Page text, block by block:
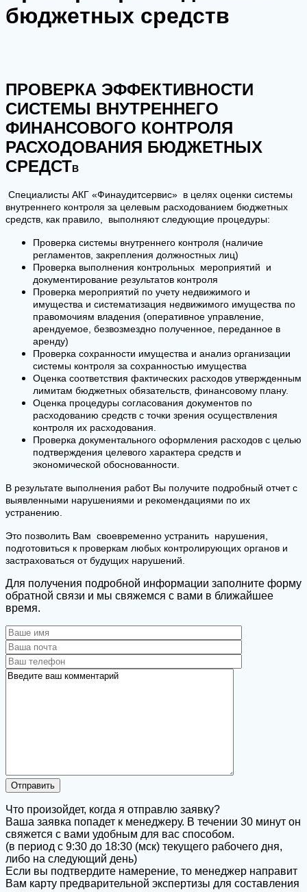
бюджетных средств ​
ПРОВЕРКА ЭФФЕКТИВНОСТИ
СИСТЕМЫ ВНУТРЕННЕГО
ФИНАНСОВОГО КОНТРОЛЯ
РАСХОДОВАНИЯ БЮДЖЕТНЫХ
СРЕДСТВ
Специалисты АКГ «Финаудитсервис» в целях оценки системы
внутреннего контроля за целевым расходованием бюджетных
средств, как правило, выполняют следующие процедуры:
Проверка системы внутреннего контроля (наличие
регламентов, закрепления должностных лиц)
Проверка выполнения контрольных мероприятий и
документирование результатов контроля
Проверка мероприятий по учету недвижимого и
имущества и систематизация недвижимого имущества по
правомочиям владения (оперативное управление,
арендуемое, безвозмездно полученное, переданное в
аренду)
Проверка сохранности имущества и анализ организации
системы контроля за сохранностью имущества
Оценка соответствия фактических расходов утвержденным
лимитам бюджетных обязательств, финансовому плану.
Оценка процедуры согласования документов по
расходованию средств с точки зрения осуществления
контроля их расходования.
Проверка документального оформления расходов с целью
подтверждения целевого характера средств и
экономической обоснованности.
В результате выполнения работ Вы получите подробный отчет с
выявленными нарушениями и рекомендациями по их
устранению.
Это позволить Вам своевременно устранить нарушения,
подготовиться к проверкам любых контролирующих органов и
застраховаться от будущих нарушений.
Для получения подробной информации заполните форму
обратной связи и мы свяжемся с вами в ближайшее
время.
Что произойдет, когда я отправлю заявку?
Ваша заявка попадет к менеджеру. В течении 30 минут он
свяжется с вами удобным для вас способом.
(в период с 9:30 до 18:30 (мск) текущего рабочего дня,
либо на следующий день)
Если вы подтвердите намерение, то менеджер направит
Вам карту предварительной экспертизы для составления